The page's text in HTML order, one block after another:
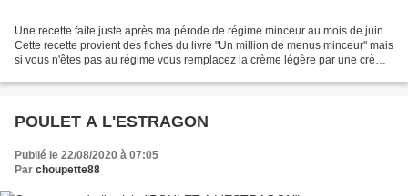
Une recette faite juste après ma pérode de régime minceur au mois de juin.
Cette recette provient des fiches du livre "Un million de menus minceur" mais
si vous n'êtes pas au régime vous remplacez la crème légère par une crème
POULET A L'ESTRAGON
Publié le 22/08/2020 à 07:05
Par choupette88